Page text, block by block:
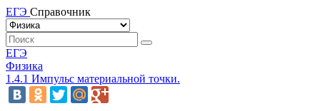
ЕГЭ Справочник
ЕГЭ
Физика
1.4.1 Импульс материальной точки.